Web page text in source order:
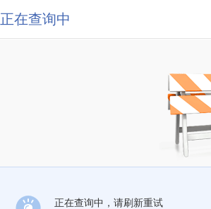
正在查询中
正在查询中，请刷新重试